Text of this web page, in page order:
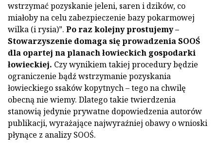
wstrzymać pozyskanie jeleni, saren i dzików, co
miałoby na celu zabezpieczenie bazy pokarmowej
wilka (i rysia)”. Po raz kolejny prostujemy –
Stowarzyszenie domaga się prowadzenia SOOŚ
dla opartej na planach łowieckich gospodarki
łowieckiej. Czy wynikiem takiej procedury będzie
ograniczenie bądź wstrzymanie pozyskania
łowieckiego ssaków kopytnych – tego na chwilę
obecną nie wiemy. Dlatego takie twierdzenia
stanowią jedynie prywatne dopowiedzenia autorów
publikacji, wyrażające najwyraźniej obawy o wnioski
płynące z analizy SOOŚ.